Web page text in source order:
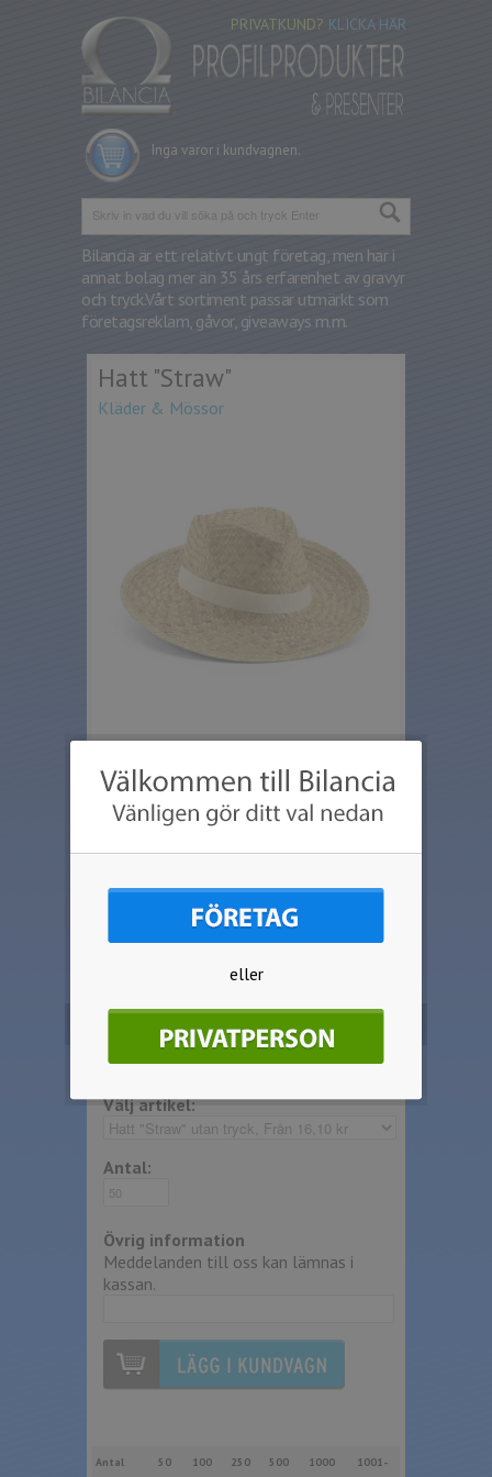
Inga varor i kundvagnen.
PRIVATKUND? KLICKA HÄR
Bilancia är ett relativt ungt företag, men har i
annat bolag mer än 35 års erfarenhet av gravyr
och tryck.Vårt sortiment passar utmärkt som
företagsreklam, gåvor, giveaways m.m.
Hatt "Straw"
Kläder & Mössor
stranden eller vid poolkanten. Skyddar
dessutom riktigt bra mot solens strålar.
Önskas tryck sker detta på dekorbandet
färgs tryck, flerfärgstryck offereras på
Beställ produkten
Välj artikel:
Antal:
Övrig information
Meddelanden till oss kan lämnas i
kassan.
Antal 50 100 250 500 1000 1001-
eller